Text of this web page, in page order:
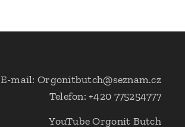
E-mail: Orgonitbutch@seznam.cz
Telefon: +420 775254777
YouTube Orgonit Butch